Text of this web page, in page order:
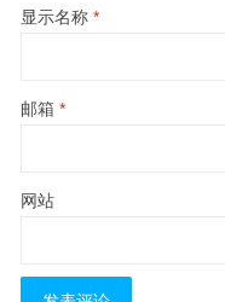
显示名称 *
邮箱 *
网站